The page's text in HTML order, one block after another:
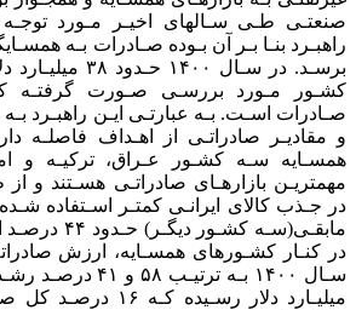
صنعتـی طـی سـالهای اخیـر مـورد
برسـد. در سـال
صـادرات اسـت. بـه عبارتـی ایـن راهبـرد
و مقادیـر صادراتـی از اهـداف فاصلـه
همسـایه سـه کشـور عـراق، ترکیـه و
مهمتریـن بازارهـای صادراتـی هسـتند و از
در جـذب کالای ایرانـی کمتـر اسـتفاده
مابقـی(سـه
در کنـار کشـورهای همسـایه، ارزش
میلیـارد دلار رسـیده